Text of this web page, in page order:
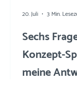
Sechs
Konzept-
meine
20. Juli 3 Min.